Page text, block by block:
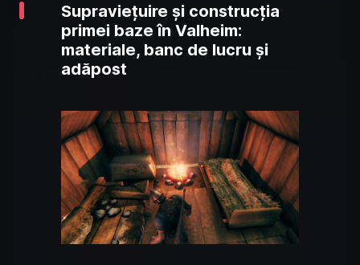
Supraviețuire și construcția
primei baze în Valheim:
materiale, banc de lucru și
adăpost